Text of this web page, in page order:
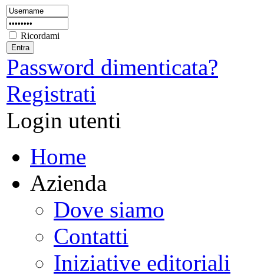
Ricordami
Password dimenticata?
Registrati
Login utenti
Home
Azienda
Dove siamo
Contatti
Iniziative editoriali